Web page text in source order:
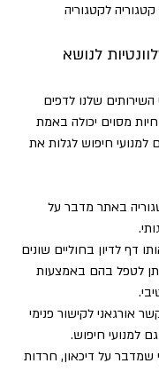
לקטגוריה
לנושא
שלנו לדפים
מסוים יכולה באמת
חיפוש לגלות את
באתר מדבר על
דף לדיון בחוליים שונים
לטפל בהם באמצעות
אורגאני לקישור פנימי
למנועי חיפוש.
על דיכאון, חרדות